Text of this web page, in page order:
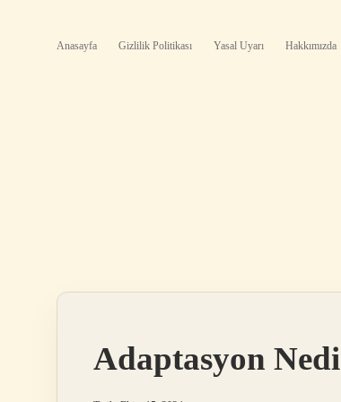
Anasayfa Gizlilik Politikası Yasal Uyarı Hakkımızda
Adaptasyon